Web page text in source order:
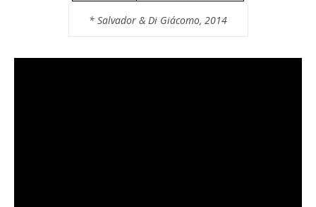
* Salvador & Di Giácomo, 2014